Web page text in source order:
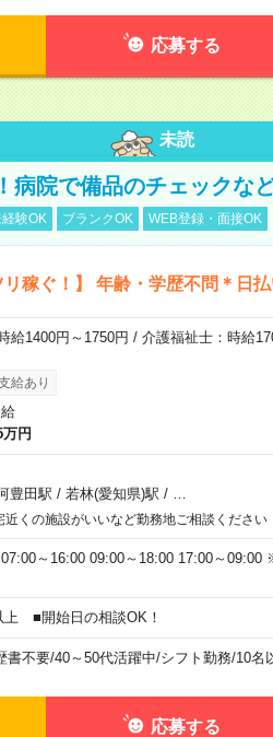
応募する
未読
病院で備品のチェックな
験OK ブランクOK WEB登録・面接OK
リ稼ぐ！】 年齢・学歴不問＊日
給1400円～1750円 / 介護福祉士：時給
給あり
円
豊田駅 / 若林(愛知県)駅 /
くの施設がいいなど勤務地ご相談ください
07:00～16:00 09:00～18:00 17:00～
上 ■開始日の相談OK！
書不要/40～50代活躍中/シフト勤務/10名
応募する